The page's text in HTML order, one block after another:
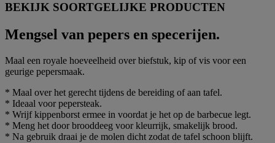
BEKIJK SOORTGELIJKE PRODUCTEN
Mengsel van pepers en specerijen.
Maal een royale hoeveelheid over biefstuk, kip of vis voor een
geurige pepersmaak.
* Maal over het gerecht tijdens de bereiding of aan tafel.
* Ideaal voor pepersteak.
* Wrijf kippenborst ermee in voordat je het op de barbecue legt.
* Meng het door brooddeeg voor kleurrijk, smakelijk brood.
* Na gebruik draai je de molen dicht zodat de tafel schoon blijft.